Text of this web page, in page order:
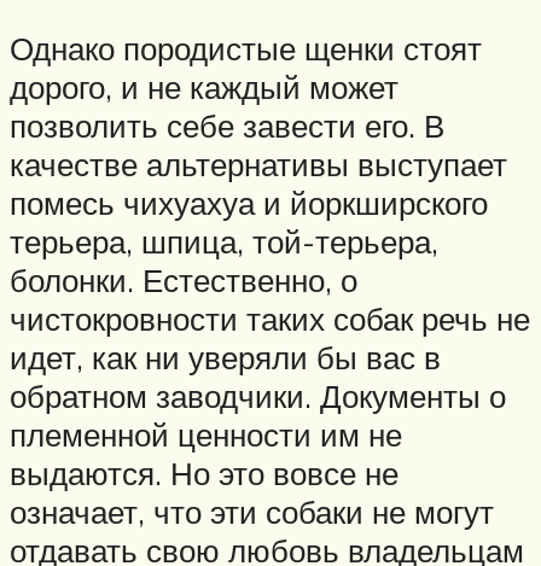
Однако породистые щенки стоят
дорого, и не каждый может
позволить себе завести его. В
качестве альтернативы выступает
помесь чихуахуа и йоркширского
терьера, шпица, той-терьера,
болонки. Естественно, о
чистокровности таких собак речь не
идет, как ни уверяли бы вас в
обратном заводчики. Документы о
племенной ценности им не
выдаются. Но это вовсе не
означает, что эти собаки не могут
отдавать свою любовь владельцам